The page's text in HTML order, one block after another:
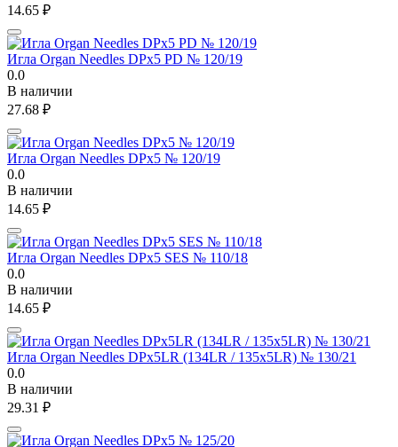
14.65 ₽
Игла Organ Needles DPx5 PD № 120/19
0.0
В наличии
27.68 ₽
Игла Organ Needles DPx5 № 120/19
0.0
В наличии
14.65 ₽
Игла Organ Needles DPx5 SES № 110/18
0.0
В наличии
14.65 ₽
Игла Organ Needles DPx5LR (134LR / 135x5LR) № 130/21
0.0
В наличии
29.31 ₽